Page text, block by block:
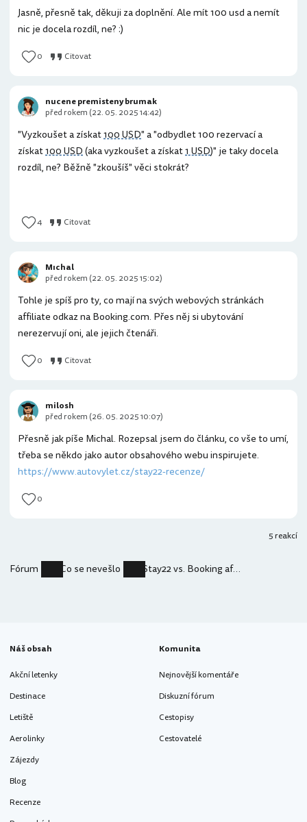
Jasně, přesně tak, děkuji za doplnění. Ale mít 100 usd a nemít
nic je docela rozdíl, ne? :)
0 Citovat
"Vyzkoušet a získat100 USD" a "odbydlet 100 rezervací a
získat100 USD(aka vyzkoušet a získat1 USD)" je taky docela
rozdíl, ne? Běžně "zkoušíš" věci stokrát?
4 Citovat
nucene premisteny brumak
před rokem (22. 05. 2025 14:42)
Tohle je spíš pro ty, co mají na svých webových stránkách
affiliate odkaz na Booking.com. Přes něj si ubytování
nerezervují oni, ale jejich čtenáři.
0 Citovat
Mıchal
před rokem (22. 05. 2025 15:02)
Přesně jak píše Michal. Rozepsal jsem do článku, co vše to umí,
třeba se někdo jako autor obsahového webu inspirujete.
https://www.autovylet.cz/stay22-recenze/
0
milosh
před rokem (26. 05. 2025 10:07)
5 reakcí
Fórum Co se nevešlo Stay22 vs. Booking affiliate program
Náš obsah
Akční letenky
Destinace
Letiště
Aerolinky
Zájezdy
Blog
Recenze
Komunita
Nejnovější komentáře
Diskuzní fórum
Cestopisy
Cestovatelé